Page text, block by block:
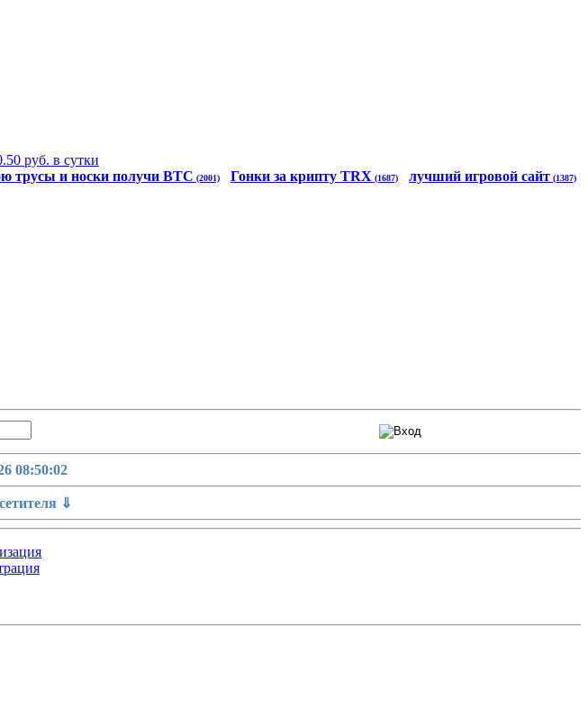
трусы и носки получи BTC (2001) Гонки за крипту TRX (1687) лучший игровой сайт (1387)
08:50:02
⇓